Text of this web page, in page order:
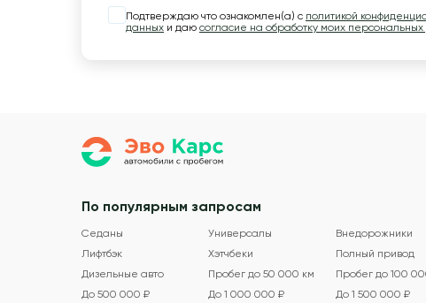
Подтверждаю что ознакомлен(а) с политикой
данных и даю согласие на обработку моих
По популярным запросам
Седаны Универсалы
Внедорожники
Лифтбэк
Хэтчбеки
Полный привод
Дизельные авто
Пробег до 50 000 км
Пробег до 100
До 500 000 ₽
До 1 000 000 ₽
До 1 500 000 ₽